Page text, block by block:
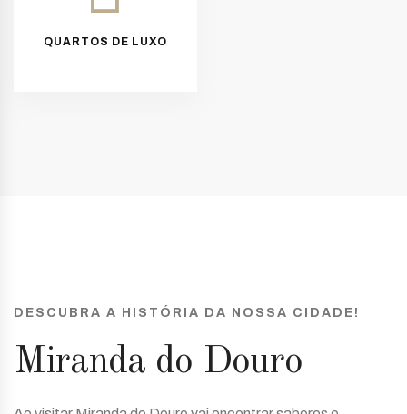
QUARTOS DE LUXO
DESCUBRA A HISTÓRIA DA NOSSA CIDADE!
Miranda do Douro